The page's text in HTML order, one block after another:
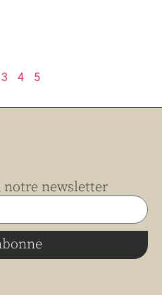
3 4 5
notre newsletter